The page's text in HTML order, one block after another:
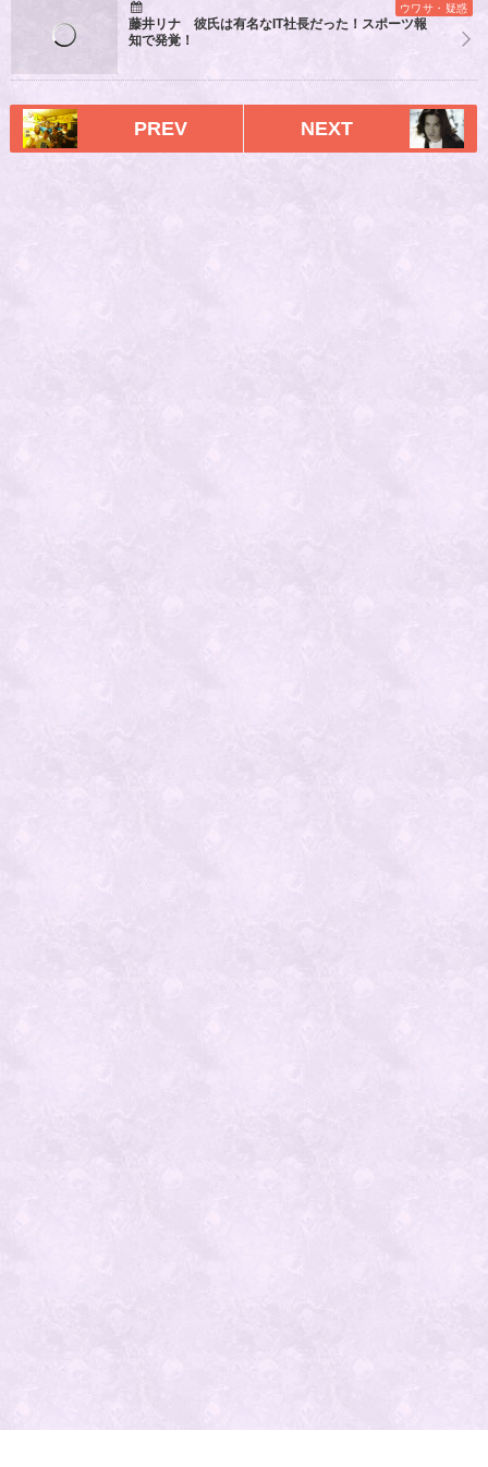
ウワサ・疑惑
藤井リナ 彼氏は有名なIT社長だった！スポーツ報
知で発覚！
PREV NEXT